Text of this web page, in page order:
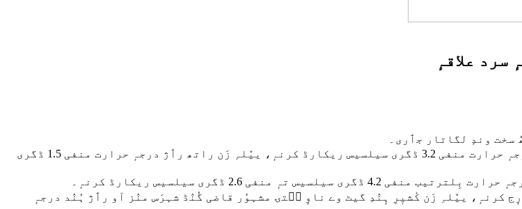
علاقہٕ
سخت وندٕ لگاتار جٲری۔
کشمیر موسمہٕ مُطٲبِق آو رٮ۪تہٕ کالہِ ہٕنٛز رازدٲنی سرینگرَس منٛز رٲژ ہُنٛد درجہٕ حرارت منفی 3.2 ڈگری سیلسیس ریکارڈ کرنہٕ، ییٚلہِ زَن راتھ رٲژ درجہٕ حرارت منفی 1.5 ڈگری
منفی 2.6 ڈگری سیلسیس ریکارڈ کرنہٕ۔
آو کم از کم درجہٕ حرارت منفی 2.2 ڈگری سیلسیس درٕج کرنہٕ، ییٚلہِ زَن کٔشیٖرِ ہٕنٛدِ گیٹ وے ناوٕ سۭتۍ مشہوٗر قاضی گُنٛڈ شہرَس منٛز آو رٲژ ہُنٛد درجہٕ